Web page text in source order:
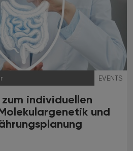
EVENTS
individuellen
und